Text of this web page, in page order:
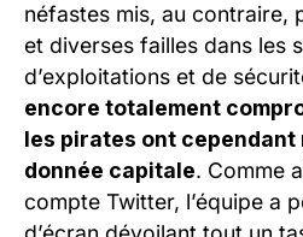
néfastes mis, au contraire,
et diverses failles dans les
d’exploitations et de
encore totalement
les pirates ont cependant
donnée capitale. Comme
compte Twitter, l’équipe a